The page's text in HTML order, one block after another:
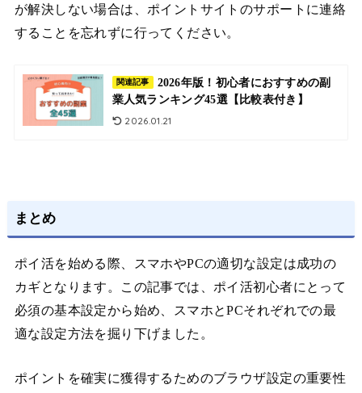
が解決しない場合は、ポイントサイトのサポートに連絡
することを忘れずに行ってください。
関連記事
2026年版！初心者におすすめの副
業人気ランキング45選【比較表付き】
2026.01.21
まとめ
ポイ活を始める際、スマホやPCの適切な設定は成功の
カギとなります。この記事では、ポイ活初心者にとって
必須の基本設定から始め、スマホとPCそれぞれでの最
適な設定方法を掘り下げました。
ポイントを確実に獲得するためのブラウザ設定の重要性